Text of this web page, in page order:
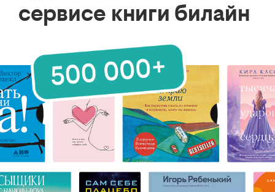
сервисе книги билайн